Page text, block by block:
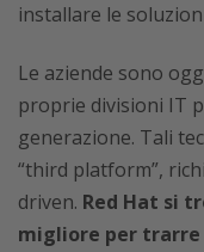
installare le
Le aziende sono
proprie divisioni IT
generazione. Tali
“third platform”,
driven. Red Hat si
migliore per trarre